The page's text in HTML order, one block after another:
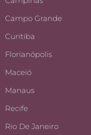
Campo Grande
Curitiba
Florianópolis
Maceió
Manaus
Recife
Rio De Janeiro